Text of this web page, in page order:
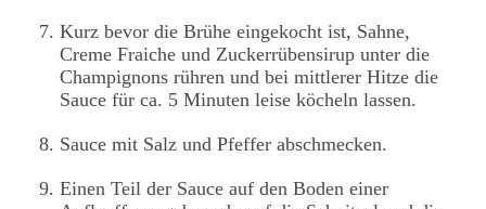
Kurz bevor die Brühe eingekocht ist, Sahne,
Creme Fraiche und Zuckerrübensirup unter die
Champignons rühren und bei mittlerer Hitze die
Sauce für ca. 5 Minuten leise köcheln lassen.
Sauce mit Salz und Pfeffer abschmecken.
Einen Teil der Sauce auf den Boden einer